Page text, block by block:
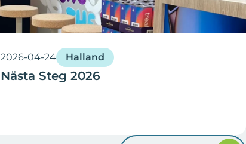
2026-04-24 Halland
Nästa Steg 2026